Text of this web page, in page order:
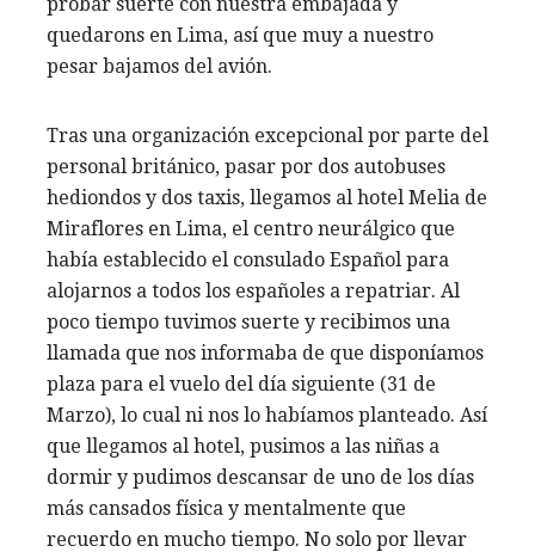
quedarons en Lima, así que muy a nuestro
pesar bajamos del avión.
Tras una organización excepcional por parte del
personal británico, pasar por dos autobuses
hediondos y dos taxis, llegamos al hotel Melia de
Miraflores en Lima, el centro neurálgico que
había establecido el consulado Español para
alojarnos a todos los españoles a repatriar. Al
poco tiempo tuvimos suerte y recibimos una
llamada que nos informaba de que disponíamos
plaza para el vuelo del día siguiente (31 de
Marzo), lo cual ni nos lo habíamos planteado. Así
que llegamos al hotel, pusimos a las niñas a
dormir y pudimos descansar de uno de los días
más cansados física y mentalmente que
recuerdo en mucho tiempo. No solo por llevar